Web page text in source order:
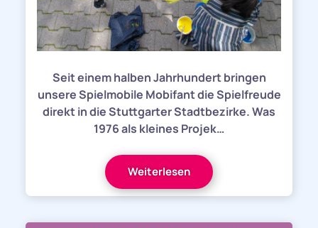
Seit einem halben Jahrhundert bringen
unsere Spielmobile Mobifant die Spielfreude
direkt in die Stuttgarter Stadtbezirke. Was
1976 als kleines Projek…
Weiterlesen